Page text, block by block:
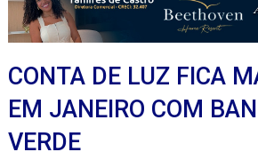
CONTA DE LUZ FICA
EM JANEIRO COM
VERDE